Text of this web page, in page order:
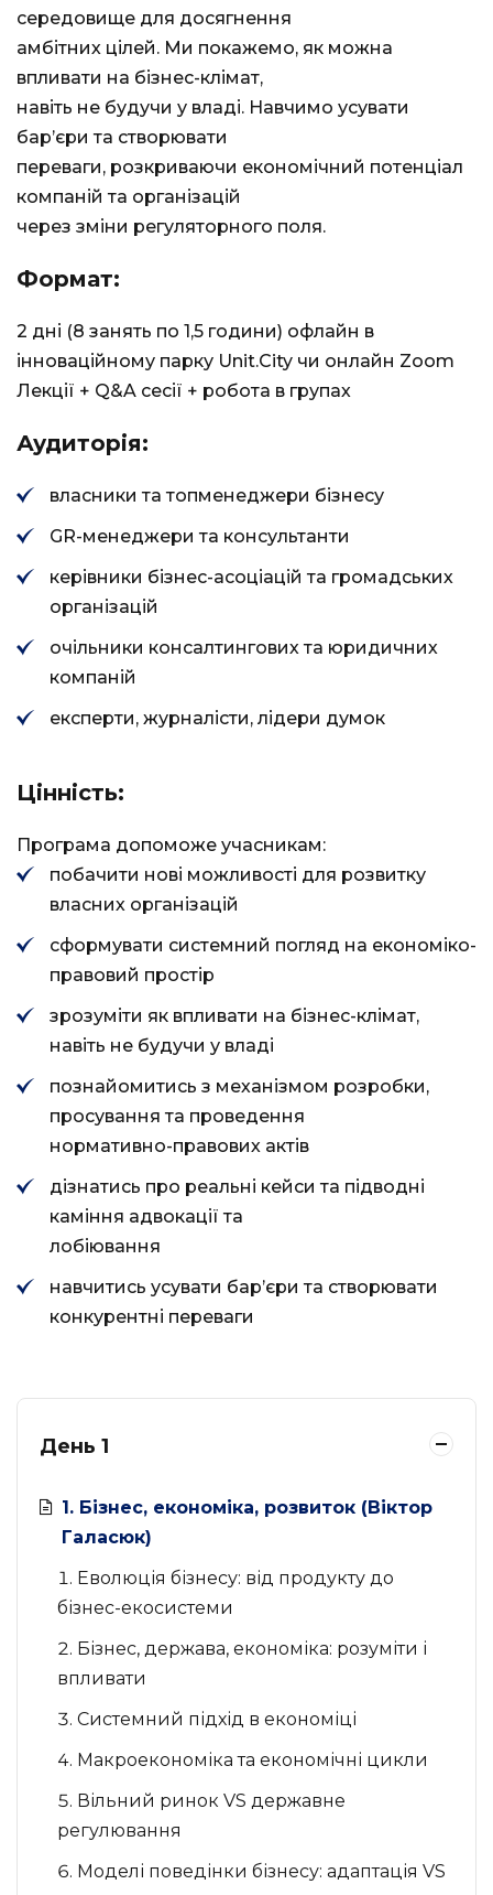
середовище для досягнення
амбітних цілей. Ми покажемо, як можна
впливати на бізнес-клімат,
навіть не будучи у владі. Навчимо усувати
бар’єри та створювати
переваги, розкриваючи економічний потенціал
компаній та організацій
через зміни регуляторного поля.
Формат:
2 дні (8 занять по 1,5 години) офлайн в
інноваційному парку Unit.City чи онлайн Zoom
Лекції + Q&A сесії + робота в групах
Аудиторія:
власники та топменеджери бізнесу
GR-менеджери та консультанти
керівники бізнес-асоціацій та громадських
організацій
очільники консалтингових та юридичних
компаній
експерти, журналісти, лідери думок
Цінність:
Програма допоможе учасникам:
побачити нові можливості для розвитку
власних організацій
сформувати системний погляд на економіко-
правовий простір
зрозуміти як впливати на бізнес-клімат,
навіть не будучи у владі
познайомитись з механізмом розробки,
просування та проведення
нормативно-правових актів
дізнатись про реальні кейси та підводні
каміння адвокації та
лобіювання
навчитись усувати бар’єри та створювати
конкурентні переваги
День 1
1. Бізнес, економіка, розвиток (Віктор
Галасюк)
Еволюція бізнесу: від продукту до
бізнес-екосистеми
Бізнес, держава, економіка: розуміти і
впливати
Системний підхід в економіці
Макроекономіка та економічні цикли
Вільний ринок VS державне
регулювання
Моделі поведінки бізнесу: адаптація VS